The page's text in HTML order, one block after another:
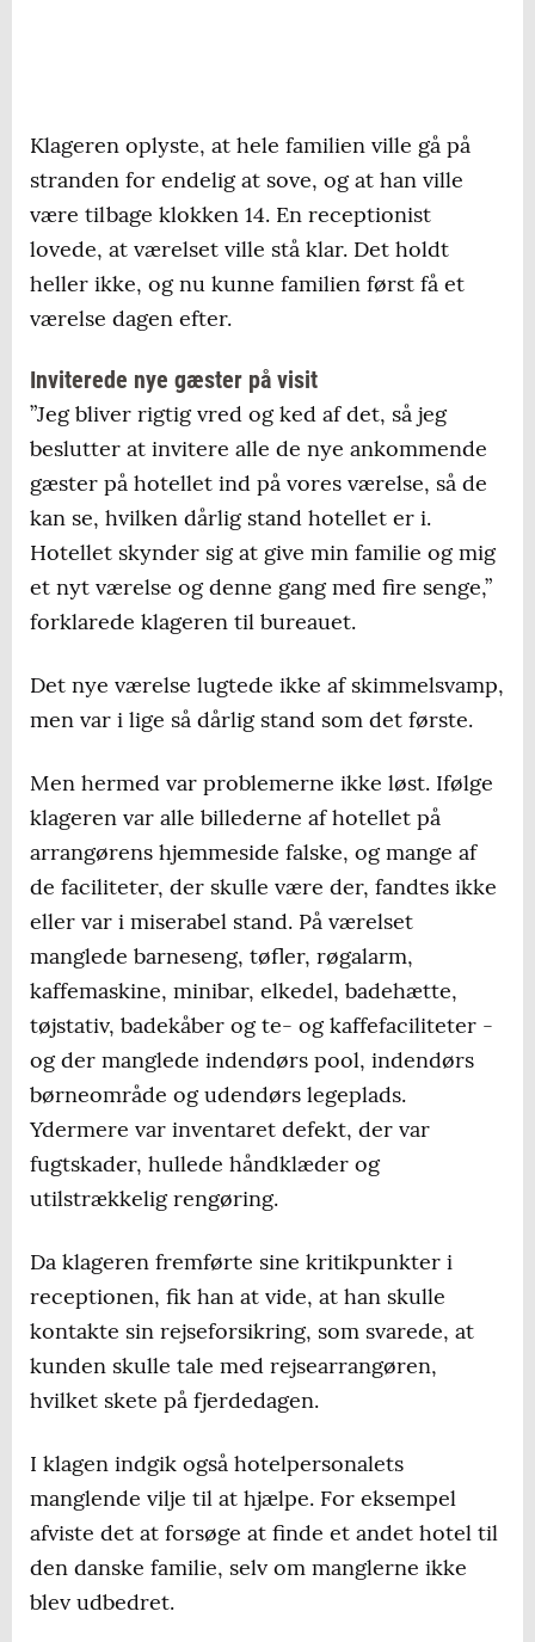
Klageren oplyste, at hele familien ville gå på
stranden for endelig at sove, og at han ville
være tilbage klokken 14. En receptionist
lovede, at værelset ville stå klar. Det holdt
heller ikke, og nu kunne familien først få et
værelse dagen efter.
Inviterede nye gæster på visit
”Jeg bliver rigtig vred og ked af det, så jeg
beslutter at invitere alle de nye ankommende
gæster på hotellet ind på vores værelse, så de
kan se, hvilken dårlig stand hotellet er i.
Hotellet skynder sig at give min familie og mig
et nyt værelse og denne gang med fire senge,”
forklarede klageren til bureauet.
Det nye værelse lugtede ikke af skimmelsvamp,
men var i lige så dårlig stand som det første.
Men hermed var problemerne ikke løst. Ifølge
klageren var alle billederne af hotellet på
arrangørens hjemmeside falske, og mange af
de faciliteter, der skulle være der, fandtes ikke
eller var i miserabel stand. På værelset
manglede barneseng, tøfler, røgalarm,
kaffemaskine, minibar, elkedel, badehætte,
tøjstativ, badekåber og te- og kaffefaciliteter -
og der manglede indendørs pool, indendørs
børneområde og udendørs legeplads.
Ydermere var inventaret defekt, der var
fugtskader, hullede håndklæder og
utilstrækkelig rengøring.
Da klageren fremførte sine kritikpunkter i
receptionen, fik han at vide, at han skulle
kontakte sin rejseforsikring, som svarede, at
kunden skulle tale med rejsearrangøren,
hvilket skete på fjerdedagen.
I klagen indgik også hotelpersonalets
manglende vilje til at hjælpe. For eksempel
afviste det at forsøge at finde et andet hotel til
den danske familie, selv om manglerne ikke
blev udbedret.